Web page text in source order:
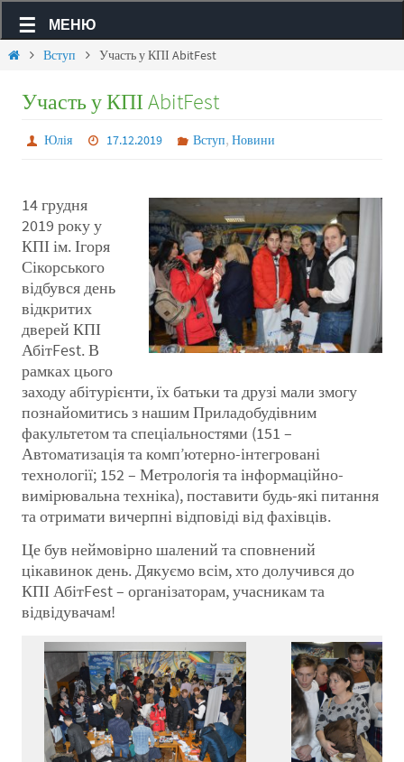
МЕНЮ
Вступ Участь у КПІ AbitFest
Участь у КПІ AbitFest
Юлія 17.12.2019 Вступ, Новини
14 грудня
2019 року у
КПІ ім. Ігоря
Сікорського
відбувся день
відкритих
дверей КПІ
АбітFest. В
рамках цього
заходу абітурієнти, їх батьки та друзі мали змогу
познайомитись з нашим Приладобудівним
факультетом та спеціальностями (151 –
Автоматизація та комп’ютерно-інтегровані
технології; 152 – Метрологія та інформаційно-
вимірювальна техніка), поставити будь-які питання
та отримати вичерпні відповіді від фахівців.
Це був неймовірно шалений та сповнений
цікавинок день. Дякуємо всім, хто долучився до
КПІ АбітFest – організаторам, учасникам та
відвідувачам!